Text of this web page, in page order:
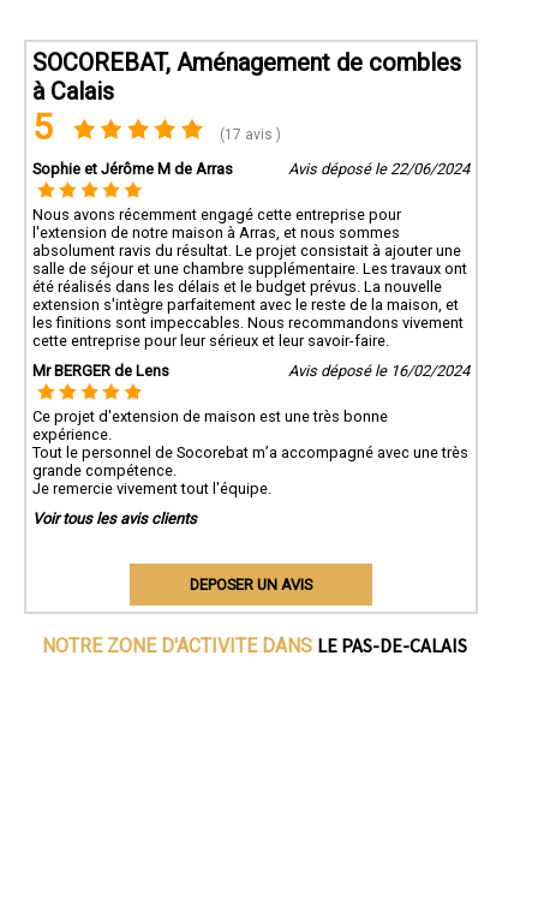
SOCOREBAT, Aménagement de combles
à Calais
5 (17 avis )
Sophie et Jérôme M de Arras Avis déposé le 22/06/2024
Nous avons récemment engagé cette entreprise pour
l'extension de notre maison à Arras, et nous sommes
absolument ravis du résultat. Le projet consistait à ajouter une
salle de séjour et une chambre supplémentaire. Les travaux ont
été réalisés dans les délais et le budget prévus. La nouvelle
extension s'intègre parfaitement avec le reste de la maison, et
les finitions sont impeccables. Nous recommandons vivement
cette entreprise pour leur sérieux et leur savoir-faire.
Mr BERGER de Lens
Avis déposé le 16/02/2024
Ce projet d'extension de maison est une très bonne
expérience.
Tout le personnel de Socorebat m’a accompagné avec une très
grande compétence.
Je remercie vivement tout l'équipe.
Voir tous les avis clients
DEPOSER UN AVIS
NOTRE ZONE D'ACTIVITE DANS LE PAS-DE-CALAIS